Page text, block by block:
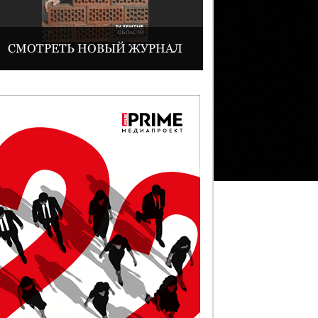
СМОТРЕТЬ НОВЫЙ ЖУРНАЛ